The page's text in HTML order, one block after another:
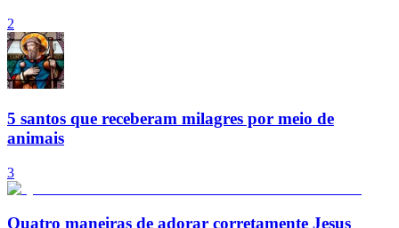
2
5 santos que receberam milagres por meio de
animais
3
Quatro maneiras de adorar corretamente Jesus